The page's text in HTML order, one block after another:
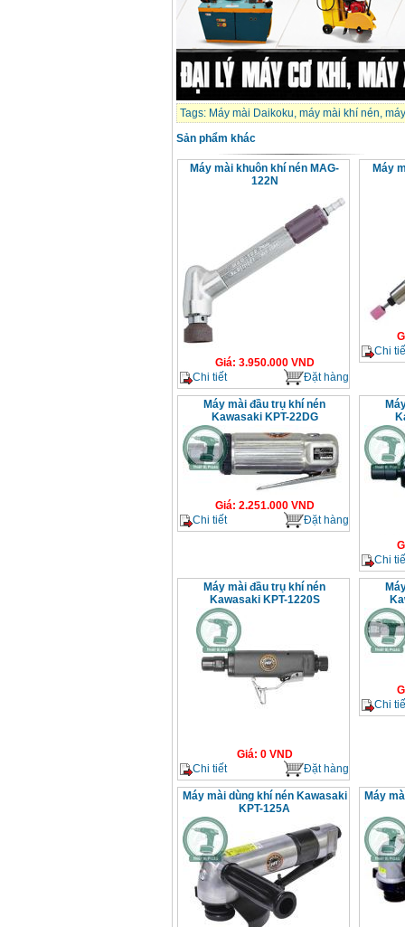
Tags: Máy mài Daikoku, máy mài khí nén,
Sản phẩm khác
Máy mài khuôn khí nén MAG-
122N
Giá: 3.950.000VND
Chi tiết
Đặt hàng
Máy
Chi
Máy mài đầu trụ khí nén
Kawasaki KPT-22DG
Giá: 2.251.000VND
Chi tiết
Đặt hàng
Chi
Máy mài đầu trụ khí nén
Kawasaki KPT-1220S
Giá: 0VND
Chi tiết
Đặt hàng
Chi
Máy mài dùng khí nén Kawasaki
KPT-125A
Máy